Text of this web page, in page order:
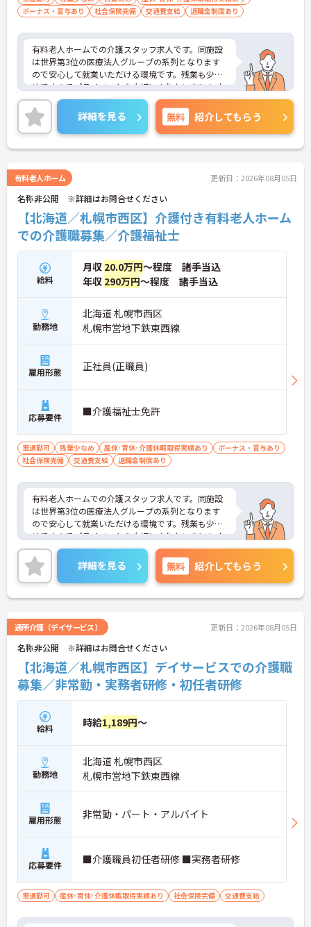
ボーナス・賞与あり
社会保険完備 交通費支給 退職金制度あり
有料老人ホームでの介護スタッフ求人です。同施設
は世界第3位の医療法人グループの系列となります
ので安心して就業いただける環境です。残業も少な
めですのでプライベートを大切にされたい方にもオ
ススメです。ご興味を持たれた方は面接対策ポイン
トや求人の詳細などお話いたしますのでお気軽にお
問い合わせ下さい。
詳細を見る 無料 紹介してもらう
有料老人ホーム 更新日：2026年08月05日
名称非公開 ※詳細はお問合せください
【北海道／札幌市西区】介護付き有料老人ホーム
での介護職募集／介護福祉士
給料
月収 20.0万円～程度 諸手当込
年収 290万円～程度 諸手当込
勤務地
北海道 札幌市西区
札幌市営地下鉄東西線
雇用形態 正社員(正職員)
応募要件 ■介護福祉士免許
車通勤可 残業少なめ 産休･育休･介護休暇取得実績あり
ボーナス・賞与あり
社会保険完備
交通費支給 退職金制度あり
有料老人ホームでの介護スタッフ求人です。同施設
は世界第3位の医療法人グループの系列となります
ので安心して就業いただける環境です。残業も少な
めですのでプライベートを大切にされたい方にもオ
ススメです。ご興味を持たれた方は面接対策ポイン
トや求人の詳細などお話いたしますのでお気軽にお
問い合わせ下さい。
詳細を見る 無料 紹介してもらう
通所介護（デイサービス） 更新日：2026年08月05日
名称非公開 ※詳細はお問合せください
【北海道／札幌市西区】デイサービスでの介護職
募集／非常勤・実務者研修・初任者研修
給料 時給1,189円～
勤務地
北海道 札幌市西区
札幌市営地下鉄東西線
雇用形態 非常勤・パート・アルバイト
応募要件 ■介護職員初任者研修 ■実務者研修
車通勤可 産休･育休･介護休暇取得実績あり 社会保険完備 交通費支給